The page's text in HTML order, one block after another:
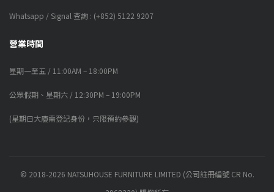
Whatsapp / Signal 查詢 : (+852) 5122 9207
營業時間
星期一至五 / 11:00AM – 18:00PM
公眾假期、星期六 / 12:30PM – 19:00PM
(星期日大廈需登記身份，只限預約參觀)
© 2018-2026 NATSUHOUSE FURNITURE LIMITED (公司註冊編號 CR No.